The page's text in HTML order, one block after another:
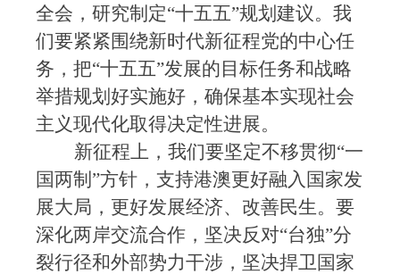
全会，研究制定“十五五”规划建议。我
们要紧紧围绕新时代新征程党的中心任
务，把“十五五”发展的目标任务和战略
举措规划好实施好，确保基本实现社会
主义现代化取得决定性进展。
新征程上，我们要坚定不移贯彻“一
国两制”方针，支持港澳更好融入国家发
展大局，更好发展经济、改善民生。要
深化两岸交流合作，坚决反对“台独”分
裂行径和外部势力干涉，坚决捍卫国家